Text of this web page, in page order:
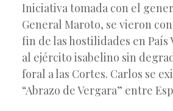
Iniciativa tomada con el
General Maroto, se vieron
fin de las hostilidades en
al ejército isabelino sin
foral a las Cortes. Carlos se
“Abrazo de Vergara” entre